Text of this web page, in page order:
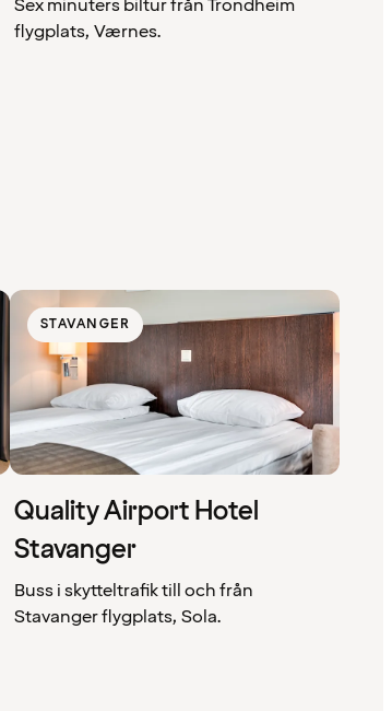
Sex minuters biltur från Trondheim
flygplats, Værnes.
STAVANGER
Quality Airport Hotel
Stavanger
Buss i skytteltrafik till och från
Stavanger flygplats, Sola.